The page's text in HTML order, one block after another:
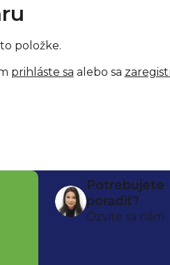
položke.
prihláste sa alebo sa
Potrebujete
poradiť?
Ozvite sa nám